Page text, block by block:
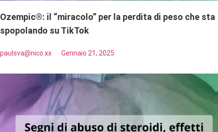
Ozempic®: il “miracolo” per la perdita di peso che sta
spopolando su TikTok
paulsva@nico.xx Gennaio 21, 2025